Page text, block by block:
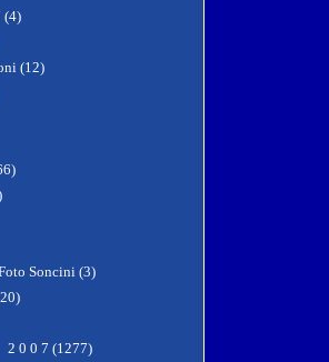
(4)
(12)
Soncini (3)
0 0 7 (1277)